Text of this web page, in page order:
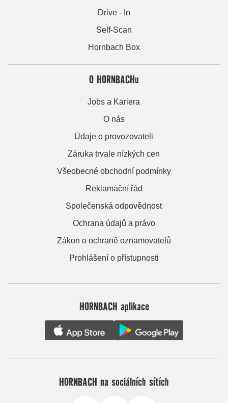
Drive - In
Self-Scan
Hornbach Box
O HORNBACHu
Jobs a Kariera
O nás
Údaje o provozovateli
Záruka trvale nízkých cen
Všeobecné obchodní podmínky
Reklamační řád
Společenská odpovědnost
Ochrana údajů a právo
Zákon o ochraně oznamovatelů
Prohlášení o přístupnosti
HORNBACH aplikace
HORNBACH na sociálních sítích